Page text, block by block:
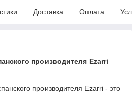
Доставка Оплата
производителя Ezarri
производителя Ezarri - это